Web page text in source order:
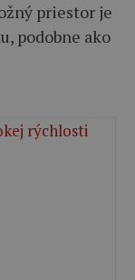
priestor je
podobne ako